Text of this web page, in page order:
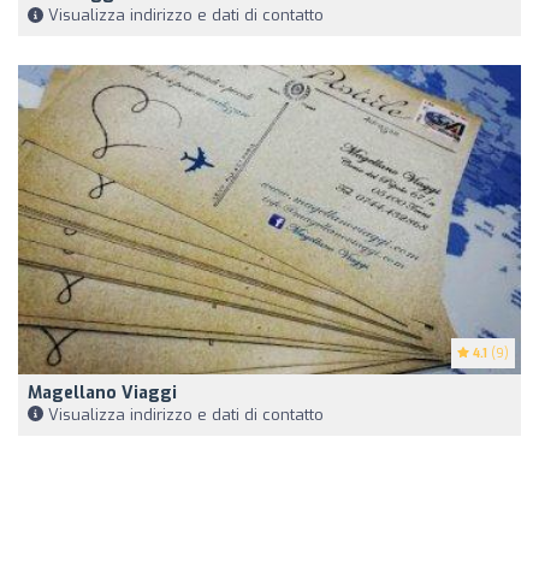
Visualizza indirizzo e dati di contatto
4.1 (9)
Magellano Viaggi
Visualizza indirizzo e dati di contatto